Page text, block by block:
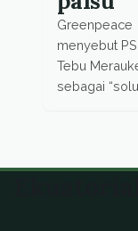
Greenpeace
menyebut
Tebu
sebagai